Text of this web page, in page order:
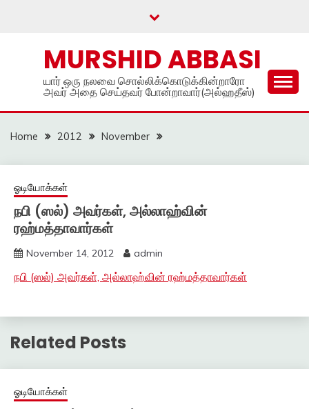
MURSHID ABBASI
யார் ஒரு நலவை சொல்லிக்கொடுக்கின்றாரோ
அவர் அதை செய்தவர் போன்றாவார்(அல்ஹதீஸ்)
Home 2012 November
ஓடியோக்கள்
நபி (ஸல்) அவர்கள், அல்லாஹ்வின்
ரஹ்மத்தாவார்கள்
November 14, 2012 admin
நபி (ஸல்) அவர்கள், அல்லாஹ்வின் ரஹ்மத்தாவார்கள்
Related Posts
ஓடியோக்கள்